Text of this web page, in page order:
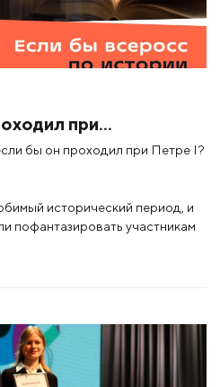
при…
бы он проходил при Петре I?
исторический период, и
пофантазировать участникам